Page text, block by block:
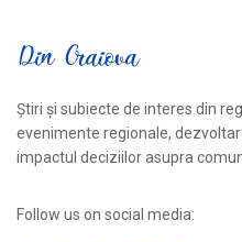
Știri și subiecte de interes din
evenimente regionale,
impactul deciziilor asupra
Follow us on social media: